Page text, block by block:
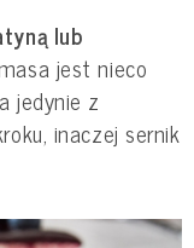
lub
jest nieco
jedynie z
inaczej sernik